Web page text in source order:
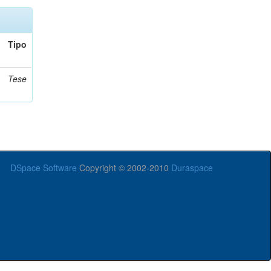
Tipo
Tese
DSpace Software Copyright © 2002-2010 Duraspace